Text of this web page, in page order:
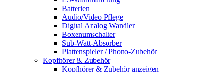
Batterien
Audio/Video Pflege
Digital Analog Wandler
Boxenumschalter
Sub-Watt-Absorber
Plattenspieler / Phono-Zubehör
Kopfhörer & Zubehör
Kopfhörer & Zubehör anzeigen